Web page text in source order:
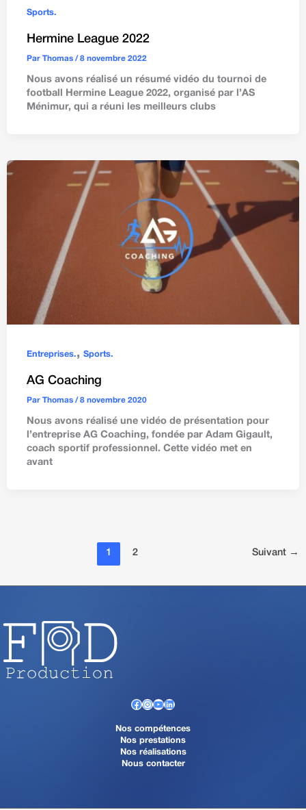
Sports.
Hermine League 2022
ParThomas/8 novembre 2022
Nous avons réalisé un résumé vidéo du tournoi de
football Hermine League 2022, organisé par l’AS
Ménimur, qui a réuni les meilleurs clubs
Entreprises.,Sports.
AG Coaching
ParThomas/8 novembre 2020
Nous avons réalisé une vidéo de présentation pour
l’entreprise AG Coaching, fondée par Adam Gigault,
coach sportif professionnel. Cette vidéo met en
avant
1 2 Suivant →
Facebook
Instagram
YouTube
LinkedIn
Nos compétences
Nos prestations
Nos réalisations
Nous contacter